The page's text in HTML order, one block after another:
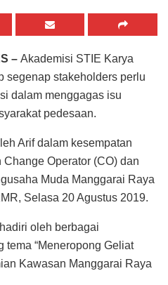
– Akademisi STIE Karya
segenap stakeholders perlu
dalam menggagas isu
pedesaan.
Arif dalam kesempatan
Operator (CO) dan
Muda Manggarai Raya
Selasa 20 Agustus 2019.
oleh berbagai
tema “Meneropong Geliat
Kawasan Manggarai Raya